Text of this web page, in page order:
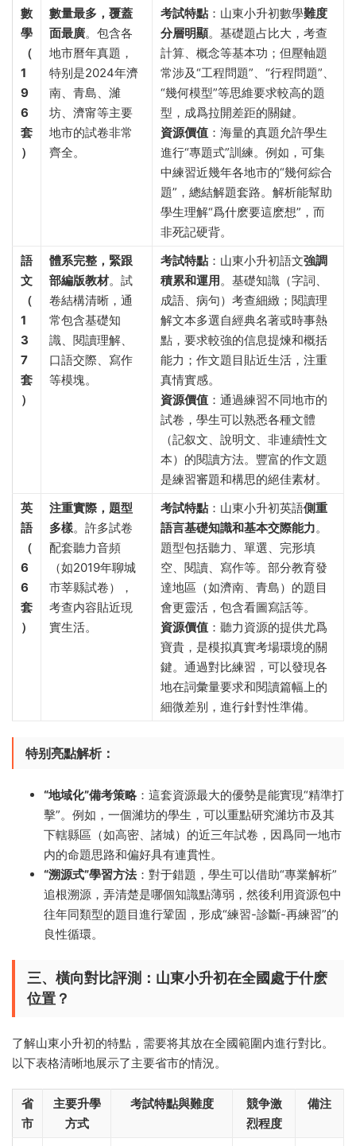
數
學
（
1
9
6
套
）​
數量最多，覆蓋
面最廣。包含各
地市曆年真題，
特别是2024年濟
南、青島、濰
坊、濟甯等主要
地市的試卷非常
齊全。
考試特點 ​：山東小升初數學難度
分層明顯。基礎題占比大，考查
計算、概念等基本功；但壓軸題
常涉及“工程問題”、“行程問題”、
“幾何模型”等思維要求較高的題
型，成爲拉開差距的關鍵。
資源價值 ​：海量的真題允許學生
進行“專題式”訓練。例如，可集
中練習近幾年各地市的“幾何綜合
題”，總結解題套路。解析能幫助
學生理解“爲什麽要這麽想”，而
非死記硬背。
語
文
（
1
3
7
套
）​
體系完整，緊跟
部編版教材。試
卷結構清晰，通
常包含基礎知
識、閱讀理解、
口語交際、寫作
等模塊。
考試特點 ​：山東小升初語文強調
積累和運用。基礎知識（字詞、
成語、病句）考查細緻；閱讀理
解文本多選自經典名著或時事熱
點，要求較強的信息提煉和概括
能力；作文題目貼近生活，注重
真情實感。
資源價值 ​：通過練習不同地市的
試卷，學生可以熟悉各種文體
（記叙文、說明文、非連續性文
本）的閱讀方法。豐富的作文題
是練習審題和構思的絕佳素材。
英
語
（
6
6
套
）​
注重實際，題型
多樣。許多試卷
配套聽力音頻
（如2019年聊城
市莘縣試卷），
考查内容貼近現
實生活。
考試特點 ​：山東小升初英語側重
語言基礎知識和基本交際能力。
題型包括聽力、單選、完形填
空、閱讀、寫作等。部分教育發
達地區（如濟南、青島）的題目
會更靈活，包含看圖寫話等。
資源價值 ​：聽力資源的提供尤爲
寶貴，是模拟真實考場環境的關
鍵。通過對比練習，可以發現各
地在詞彙量要求和閱讀篇幅上的
細微差别，進行針對性準備。
特别亮點解析：​
​“地域化”備考策略 ​：這套資源最大的優勢是能實現“精準打
擊”。例如，一個濰坊的學生，可以重點研究濰坊市及其
下轄縣區（如高密、諸城）的近三年試卷，因爲同一地市
内的命題思路和偏好具有連貫性。
​“溯源式”學習方法​：對于錯題，學生可以借助“專業解析”
追根溯源，弄清楚是哪個知識點薄弱，然後利用資源包中
往年同類型的題目進行鞏固，形成“練習-診斷-再練習”的
良性循環。
三、橫向對比評測：山東小升初在全國處于什麽
位置？​
了解山東小升初的特點，需要将其放在全國範圍内進行對比。
以下表格清晰地展示了主要省市的情況。
省
市
主要升學
方式
考試特點與難度
競争激
烈程度
備注